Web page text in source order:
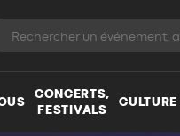
CONCERTS,
FESTIVALS
CULTURE